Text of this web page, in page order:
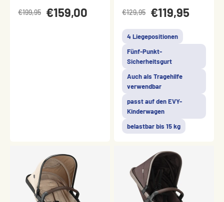
€199,95 €159,00 €129,95 €119,95
4 Liegepositionen
Fünf-Punkt-
Sicherheitsgurt
Auch als Tragehilfe
verwendbar
passt auf den EVY-
Kinderwagen
belastbar bis 15 kg